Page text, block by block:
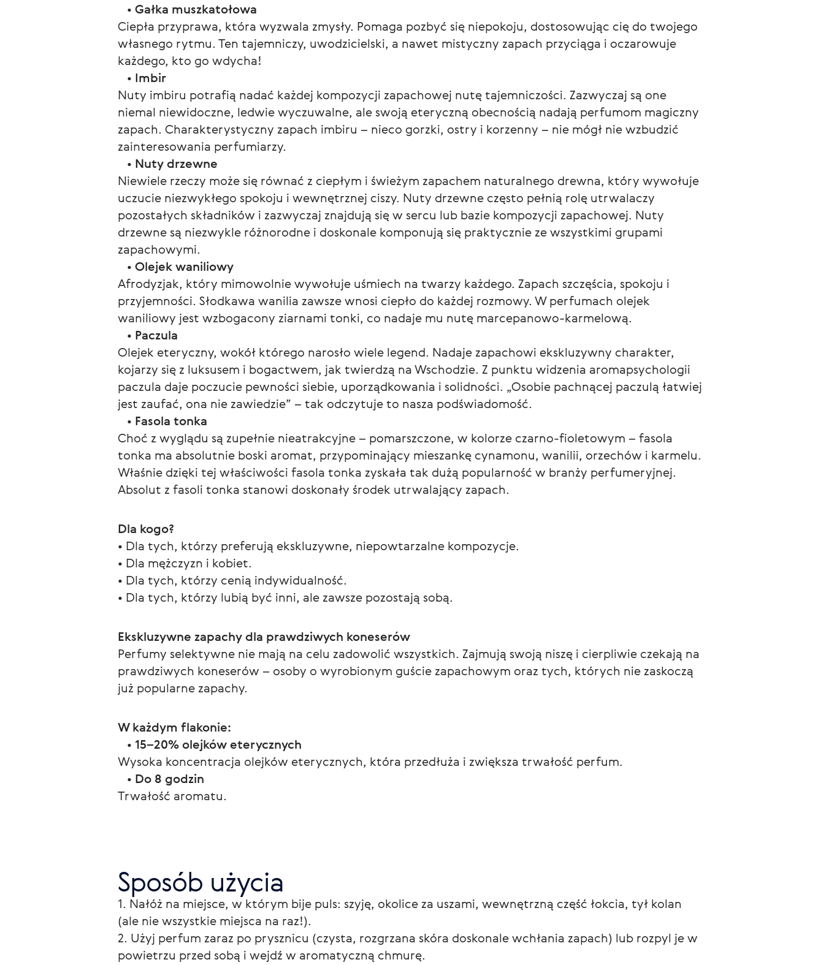
• Gałka muszkatołowa
Ciepła przyprawa, która wyzwala zmysły. Pomaga pozbyć się niepokoju, dostosowując cię do twojego
własnego rytmu. Ten tajemniczy, uwodzicielski, a nawet mistyczny zapach przyciąga i oczarowuje
każdego, kto go wdycha!
• Imbir
Nuty imbiru potrafią nadać każdej kompozycji zapachowej nutę tajemniczości. Zazwyczaj są one
niemal niewidoczne, ledwie wyczuwalne, ale swoją eteryczną obecnością nadają perfumom magiczny
zapach. Charakterystyczny zapach imbiru – nieco gorzki, ostry i korzenny – nie mógł nie wzbudzić
zainteresowania perfumiarzy.
• Nuty drzewne
Niewiele rzeczy może się równać z ciepłym i świeżym zapachem naturalnego drewna, który wywołuje
uczucie niezwykłego spokoju i wewnętrznej ciszy. Nuty drzewne często pełnią rolę utrwalaczy
pozostałych składników i zazwyczaj znajdują się w sercu lub bazie kompozycji zapachowej. Nuty
drzewne są niezwykle różnorodne i doskonale komponują się praktycznie ze wszystkimi grupami
zapachowymi.
• Olejek waniliowy
Afrodyzjak, który mimowolnie wywołuje uśmiech na twarzy każdego. Zapach szczęścia, spokoju i
przyjemności. Słodkawa wanilia zawsze wnosi ciepło do każdej rozmowy. W perfumach olejek
waniliowy jest wzbogacony ziarnami tonki, co nadaje mu nutę marcepanowo-karmelową.
• Paczula
Olejek eteryczny, wokół którego narosło wiele legend. Nadaje zapachowi ekskluzywny charakter,
kojarzy się z luksusem i bogactwem, jak twierdzą na Wschodzie. Z punktu widzenia aromapsychologii
paczula daje poczucie pewności siebie, uporządkowania i solidności. „Osobie pachnącej paczulą łatwiej
jest zaufać, ona nie zawiedzie” – tak odczytuje to nasza podświadomość.
• Fasola tonka
Choć z wyglądu są zupełnie nieatrakcyjne – pomarszczone, w kolorze czarno-fioletowym – fasola
tonka ma absolutnie boski aromat, przypominający mieszankę cynamonu, wanilii, orzechów i karmelu.
Właśnie dzięki tej właściwości fasola tonka zyskała tak dużą popularność w branży perfumeryjnej.
Absolut z fasoli tonka stanowi doskonały środek utrwalający zapach.
Dla kogo?
• Dla tych, którzy preferują ekskluzywne, niepowtarzalne kompozycje.
• Dla mężczyzn i kobiet.
• Dla tych, którzy cenią indywidualność.
• Dla tych, którzy lubią być inni, ale zawsze pozostają sobą.
Ekskluzywne zapachy dla prawdziwych koneserów
Perfumy selektywne nie mają na celu zadowolić wszystkich. Zajmują swoją niszę i cierpliwie czekają na
prawdziwych koneserów – osoby o wyrobionym guście zapachowym oraz tych, których nie zaskoczą
już popularne zapachy.
W każdym flakonie:
• 15–20% olejków eterycznych
Wysoka koncentracja olejków eterycznych, która przedłuża i zwiększa trwałość perfum.
• Do 8 godzin
Trwałość aromatu.
Sposób użycia
1. Nałóż na miejsce, w którym bije puls: szyję, okolice za uszami, wewnętrzną część łokcia, tył kolan
(ale nie wszystkie miejsca na raz!).
2. Użyj perfum zaraz po prysznicu (czysta, rozgrzana skóra doskonale wchłania zapach) lub rozpyl je w
powietrzu przed sobą i wejdź w aromatyczną chmurę.